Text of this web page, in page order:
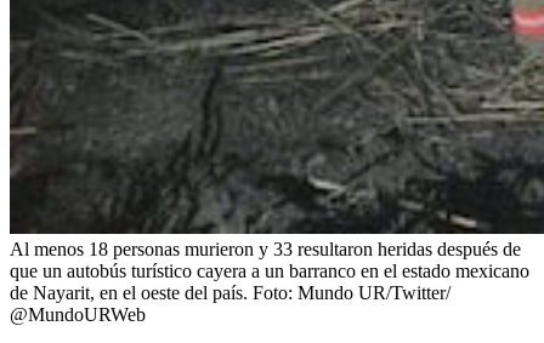
Al menos 18 personas murieron y 33 resultaron heridas después de
que un autobús turístico cayera a un barranco en el estado mexicano
de Nayarit, en el oeste del país. Foto: Mundo UR/Twitter/
@MundoURWeb